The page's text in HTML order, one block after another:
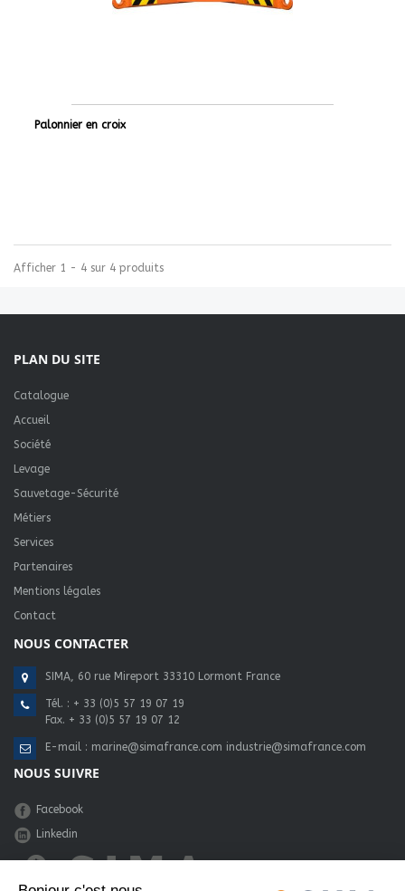
Palonnier en croix
Afficher 1 - 4 sur 4 produits
PLAN DU SITE
Catalogue
Accueil
Société
Levage
Sauvetage-Sécurité
Métiers
Services
Partenaires
Mentions légales
Contact
NOUS CONTACTER
SIMA, 60 rue Mireport 33310 Lormont France
Tél. : + 33 (0)5 57 19 07 19
Fax. + 33 (0)5 57 19 07 12
E-mail : marine@simafrance.com industrie@simafrance.com
NOUS SUIVRE
Facebook
Linkedin